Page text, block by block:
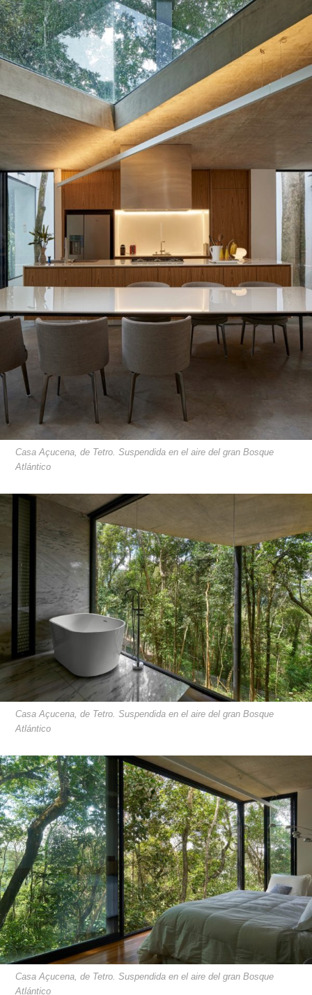
Casa Açucena, de Tetro. Suspendida en el aire del gran Bosque
Atlántico
Casa Açucena, de Tetro. Suspendida en el aire del gran Bosque
Atlántico
Casa Açucena, de Tetro. Suspendida en el aire del gran Bosque
Atlántico